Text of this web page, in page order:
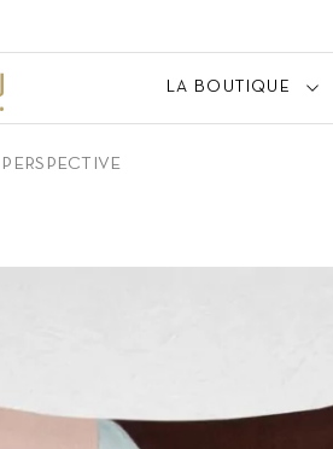
LA BOUTIQUE
PERSPECTIVE